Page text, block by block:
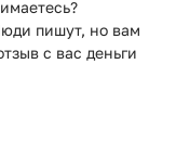
пишут, но вам
с вас деньги